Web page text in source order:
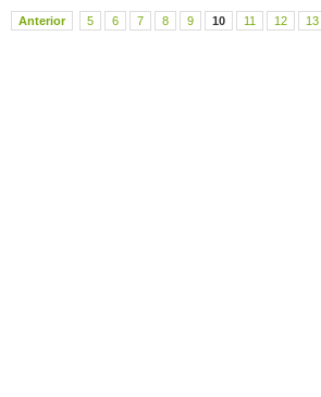
Anterior 5 6 7 8 9 10 11 12 13